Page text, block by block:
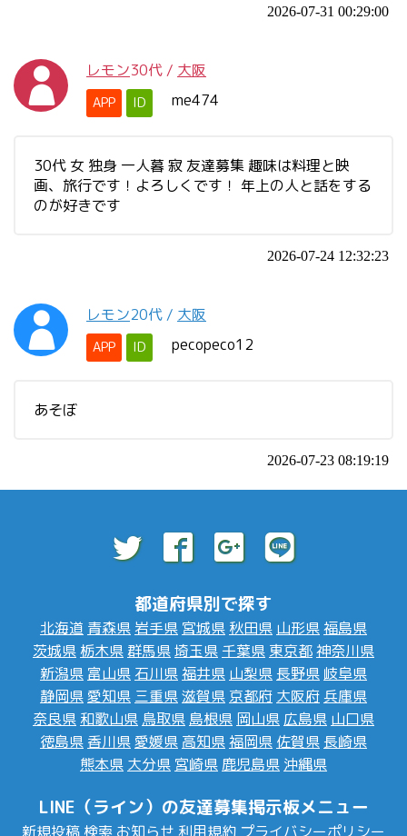
2026-07-31 00:29:00
レモン30代 / 大阪
APP ID me474
30代 女 独身 一人暮 寂 友達募集 趣味は料理と映
画、旅行です！よろしくです！ 年上の人と話をする
のが好きです
2026-07-24 12:32:23
レモン20代 / 大阪
APP ID pecopeco12
あそぼ
2026-07-23 08:19:19
都道府県別で探す
北海道 青森県 岩手県 宮城県 秋田県 山形県福島県
茨城県 栃木県群馬県埼玉県 千葉県 東京都神奈川県
新潟県 富山県 石川県福井県 山梨県 長野県 岐阜県
静岡県愛知県 三重県滋賀県 京都府 大阪府 兵庫県
奈良県 和歌山県 鳥取県 島根県 岡山県 広島県 山口県
徳島県 香川県愛媛県 高知県福岡県 佐賀県 長崎県
熊本県 大分県 宮崎県 鹿児島県 沖縄県
LINE（ライン）の友達募集掲示板メニュー
新規投稿 検索 お知らせ 利用規約 プライバシーポリシー